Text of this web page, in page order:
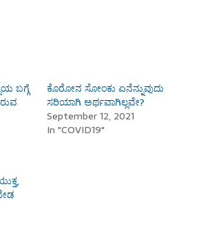
ಬಗ್ಗೆ
ಕೊರೋನ ಸೋಂಕು ಏನೆನ್ನುವುದು
ಸರಿಯಾಗಿ ಅರ್ಥವಾಗಿಲ್ಲವೇ?
September 12, 2021
In "COVID19"